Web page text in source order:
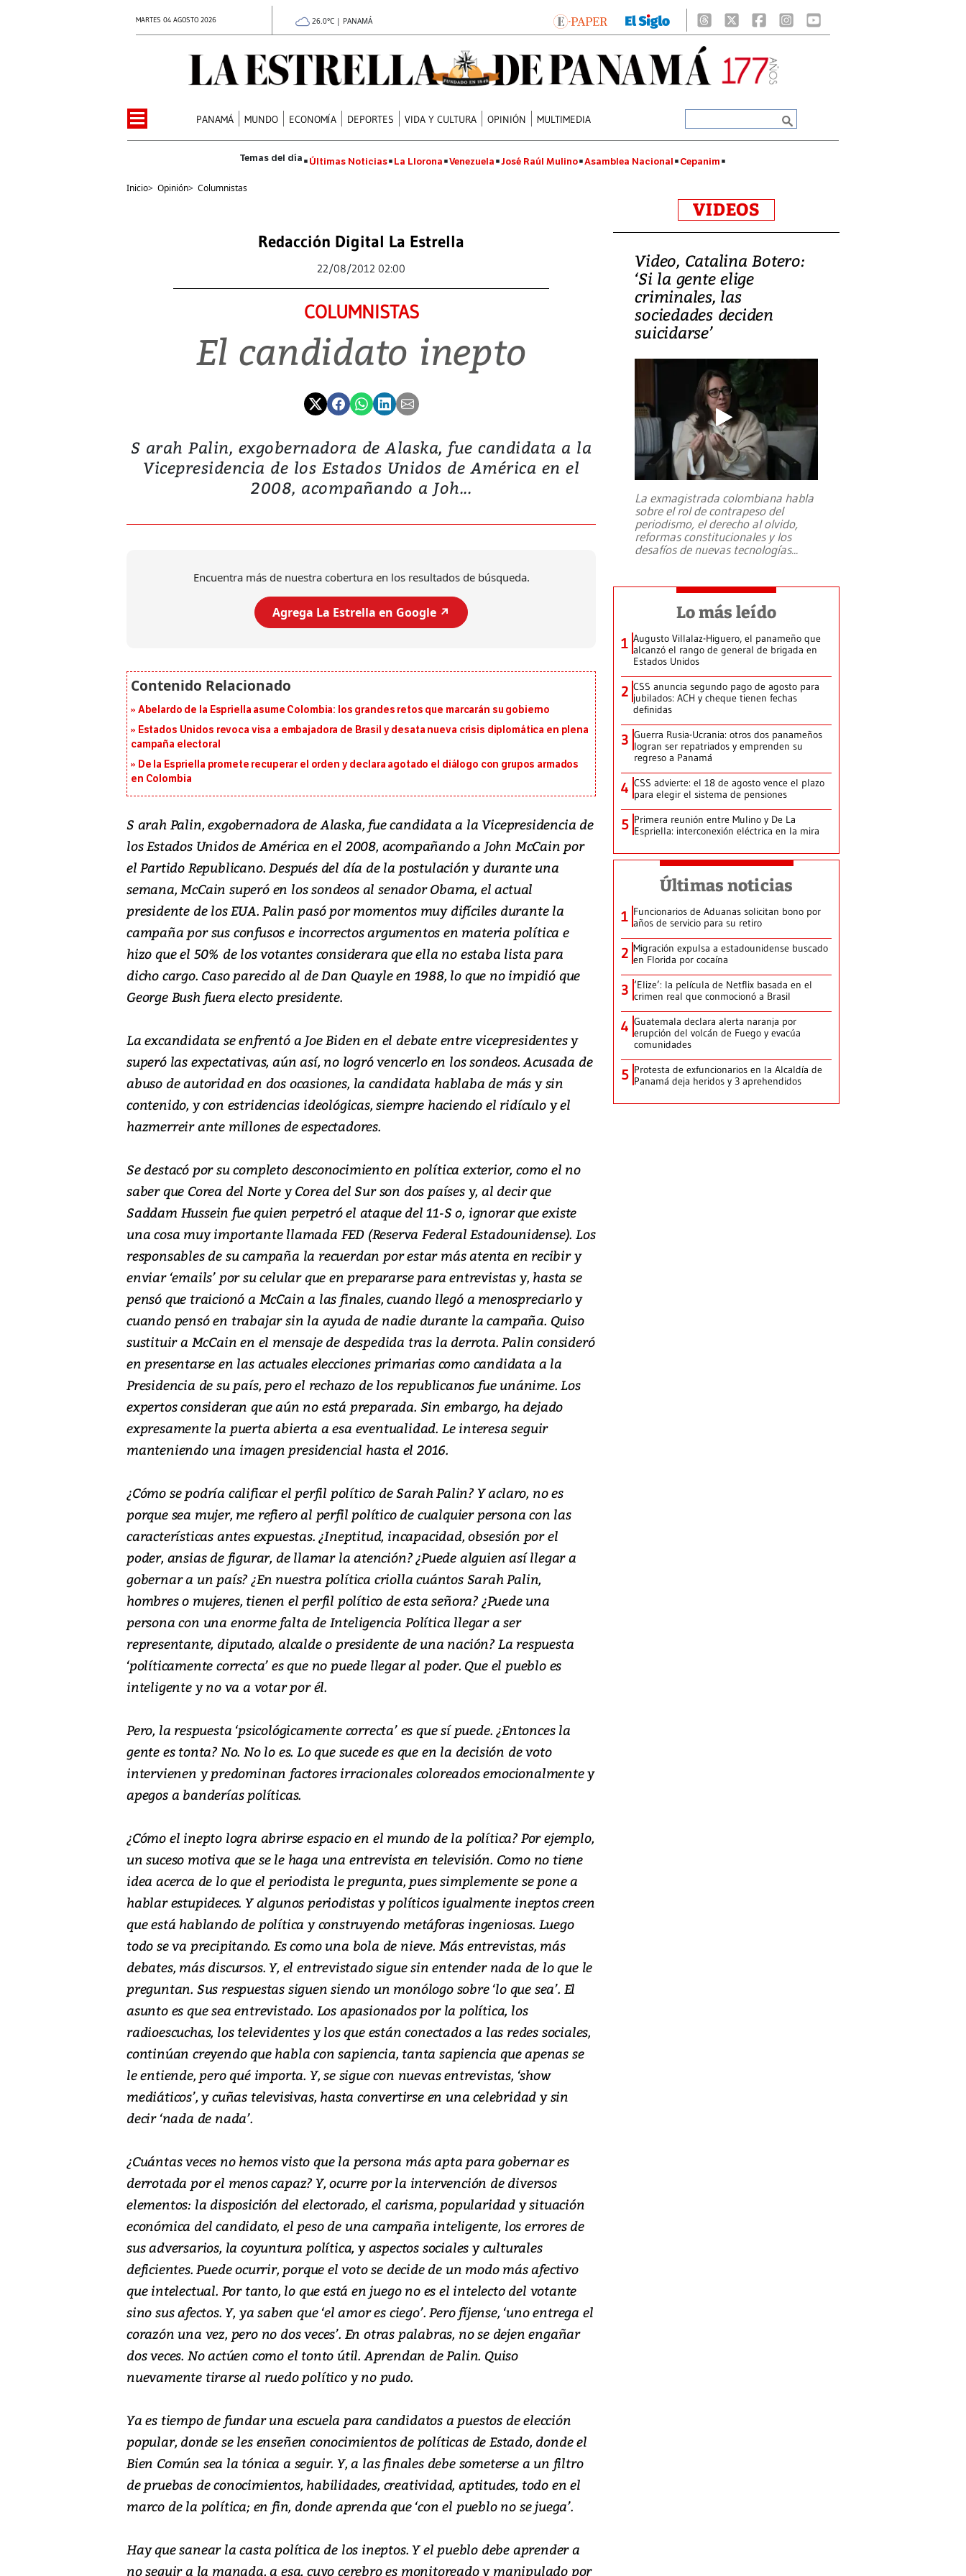
MARTES 04 AGOSTO 2026 26.0°C | PANAMÁ
PANAMÁ MUNDO ECONOMÍA DEPORTES VIDA Y CULTURA OPINIÓN MULTIMEDIA
Últimas Noticias La Llorona Venezuela José Raúl Mulino Asamblea Nacional Cepanim
Inicio> Opinión> Columnistas
Redacción Digital La Estrella
22/08/2012 02:00
COLUMNISTAS
El candidato inepto
S arah Palin, exgobernadora de Alaska, fue candidata a la
Vicepresidencia de los Estados Unidos de América en el
2008, acompañando a Joh...
Encuentra más de nuestra cobertura en los resultados de búsqueda.
Agrega La Estrella en Google ↗️
Abelardo de la Espriella asume Colombia: los grandes retos que marcarán su gobierno
Estados Unidos revoca visa a embajadora de Brasil y desata nueva crisis diplomática en plena
campaña electoral
De la Espriella promete recuperar el orden y declara agotado el diálogo con grupos armados
en Colombia
S arah Palin, exgobernadora de Alaska, fue candidata a la Vicepresidencia de
los Estados Unidos de América en el 2008, acompañando a John McCain por
el Partido Republicano. Después del día de la postulación y durante una
semana, McCain superó en los sondeos al senador Obama, el actual
presidente de los EUA. Palin pasó por momentos muy difíciles durante la
campaña por sus confusos e incorrectos argumentos en materia política e
hizo que el 50% de los votantes considerara que ella no estaba lista para
dicho cargo. Caso parecido al de Dan Quayle en 1988, lo que no impidió que
George Bush fuera electo presidente.
La excandidata se enfrentó a Joe Biden en el debate entre vicepresidentes y
superó las expectativas, aún así, no logró vencerlo en los sondeos. Acusada de
abuso de autoridad en dos ocasiones, la candidata hablaba de más y sin
contenido, y con estridencias ideológicas, siempre haciendo el ridículo y el
hazmerreir ante millones de espectadores.
Se destacó por su completo desconocimiento en política exterior, como el no
saber que Corea del Norte y Corea del Sur son dos países y, al decir que
Saddam Hussein fue quien perpetró el ataque del 11-S o, ignorar que existe
una cosa muy importante llamada FED (Reserva Federal Estadounidense). Los
responsables de su campaña la recuerdan por estar más atenta en recibir y
enviar ‘emails’ por su celular que en prepararse para entrevistas y, hasta se
pensó que traicionó a McCain a las finales, cuando llegó a menospreciarlo y
cuando pensó en trabajar sin la ayuda de nadie durante la campaña. Quiso
sustituir a McCain en el mensaje de despedida tras la derrota. Palin consideró
en presentarse en las actuales elecciones primarias como candidata a la
Presidencia de su país, pero el rechazo de los republicanos fue unánime. Los
expertos consideran que aún no está preparada. Sin embargo, ha dejado
expresamente la puerta abierta a esa eventualidad. Le interesa seguir
manteniendo una imagen presidencial hasta el 2016.
¿Cómo se podría calificar el perfil político de Sarah Palin? Y aclaro, no es
porque sea mujer, me refiero al perfil político de cualquier persona con las
características antes expuestas. ¿Ineptitud, incapacidad, obsesión por el
poder, ansias de figurar, de llamar la atención? ¿Puede alguien así llegar a
gobernar a un país? ¿En nuestra política criolla cuántos Sarah Palin,
hombres o mujeres, tienen el perfil político de esta señora? ¿Puede una
persona con una enorme falta de Inteligencia Política llegar a ser
representante, diputado, alcalde o presidente de una nación? La respuesta
‘políticamente correcta’ es que no puede llegar al poder. Que el pueblo es
inteligente y no va a votar por él.
Pero, la respuesta ‘psicológicamente correcta’ es que sí puede. ¿Entonces la
gente es tonta? No. No lo es. Lo que sucede es que en la decisión de voto
intervienen y predominan factores irracionales coloreados emocionalmente y
apegos a banderías políticas.
¿Cómo el inepto logra abrirse espacio en el mundo de la política? Por ejemplo,
un suceso motiva que se le haga una entrevista en televisión. Como no tiene
idea acerca de lo que el periodista le pregunta, pues simplemente se pone a
hablar estupideces. Y algunos periodistas y políticos igualmente ineptos creen
que está hablando de política y construyendo metáforas ingeniosas. Luego
todo se va precipitando. Es como una bola de nieve. Más entrevistas, más
debates, más discursos. Y, el entrevistado sigue sin entender nada de lo que le
preguntan. Sus respuestas siguen siendo un monólogo sobre ‘lo que sea’. El
asunto es que sea entrevistado. Los apasionados por la política, los
radioescuchas, los televidentes y los que están conectados a las redes sociales,
continúan creyendo que habla con sapiencia, tanta sapiencia que apenas se
le entiende, pero qué importa. Y, se sigue con nuevas entrevistas, ‘show
mediáticos’, y cuñas televisivas, hasta convertirse en una celebridad y sin
decir ‘nada de nada’.
¿Cuántas veces no hemos visto que la persona más apta para gobernar es
derrotada por el menos capaz? Y, ocurre por la intervención de diversos
elementos: la disposición del electorado, el carisma, popularidad y situación
económica del candidato, el peso de una campaña inteligente, los errores de
sus adversarios, la coyuntura política, y aspectos sociales y culturales
deficientes. Puede ocurrir, porque el voto se decide de un modo más afectivo
que intelectual. Por tanto, lo que está en juego no es el intelecto del votante
sino sus afectos. Y, ya saben que ‘el amor es ciego’. Pero fíjense, ‘uno entrega el
corazón una vez, pero no dos veces’. En otras palabras, no se dejen engañar
dos veces. No actúen como el tonto útil. Aprendan de Palin. Quiso
nuevamente tirarse al ruedo político y no pudo.
Ya es tiempo de fundar una escuela para candidatos a puestos de elección
popular, donde se les enseñen conocimientos de políticas de Estado, donde el
Bien Común sea la tónica a seguir. Y, a las finales debe someterse a un filtro
de pruebas de conocimientos, habilidades, creatividad, aptitudes, todo en el
marco de la política; en fin, donde aprenda que ‘con el pueblo no se juega’.
Hay que sanear la casta política de los ineptos. Y el pueblo debe aprender a
no seguir a la manada, a esa, cuyo cerebro es monitoreado y manipulado por
VIDEOS
Video, Catalina Botero:
‘Si la gente elige
criminales, las
sociedades deciden
suicidarse’
La exmagistrada colombiana habla
sobre el rol de contrapeso del
periodismo, el derecho al olvido,
reformas constitucionales y los
desafíos de nuevas tecnologías...
Lo más leído
1 Augusto Villalaz-Higuero, el panameño que
alcanzó el rango de general de brigada en
Estados Unidos
2 CSS anuncia segundo pago de agosto para
jubilados: ACH y cheque tienen fechas
definidas
3 Guerra Rusia-Ucrania: otros dos panameños
logran ser repatriados y emprenden su
regreso a Panamá
4 CSS advierte: el 18 de agosto vence el plazo
para elegir el sistema de pensiones
5 Primera reunión entre Mulino y De La
Espriella: interconexión eléctrica en la mira
Últimas noticias
1 Funcionarios de Aduanas solicitan bono por
años de servicio para su retiro
2 Migración expulsa a estadounidense buscado
en Florida por cocaína
3 ‘Elize’: la película de Netflix basada en el
crimen real que conmocionó a Brasil
4 Guatemala declara alerta naranja por
erupción del volcán de Fuego y evacúa
comunidades
5 Protesta de exfuncionarios en la Alcaldía de
Panamá deja heridos y 3 aprehendidos